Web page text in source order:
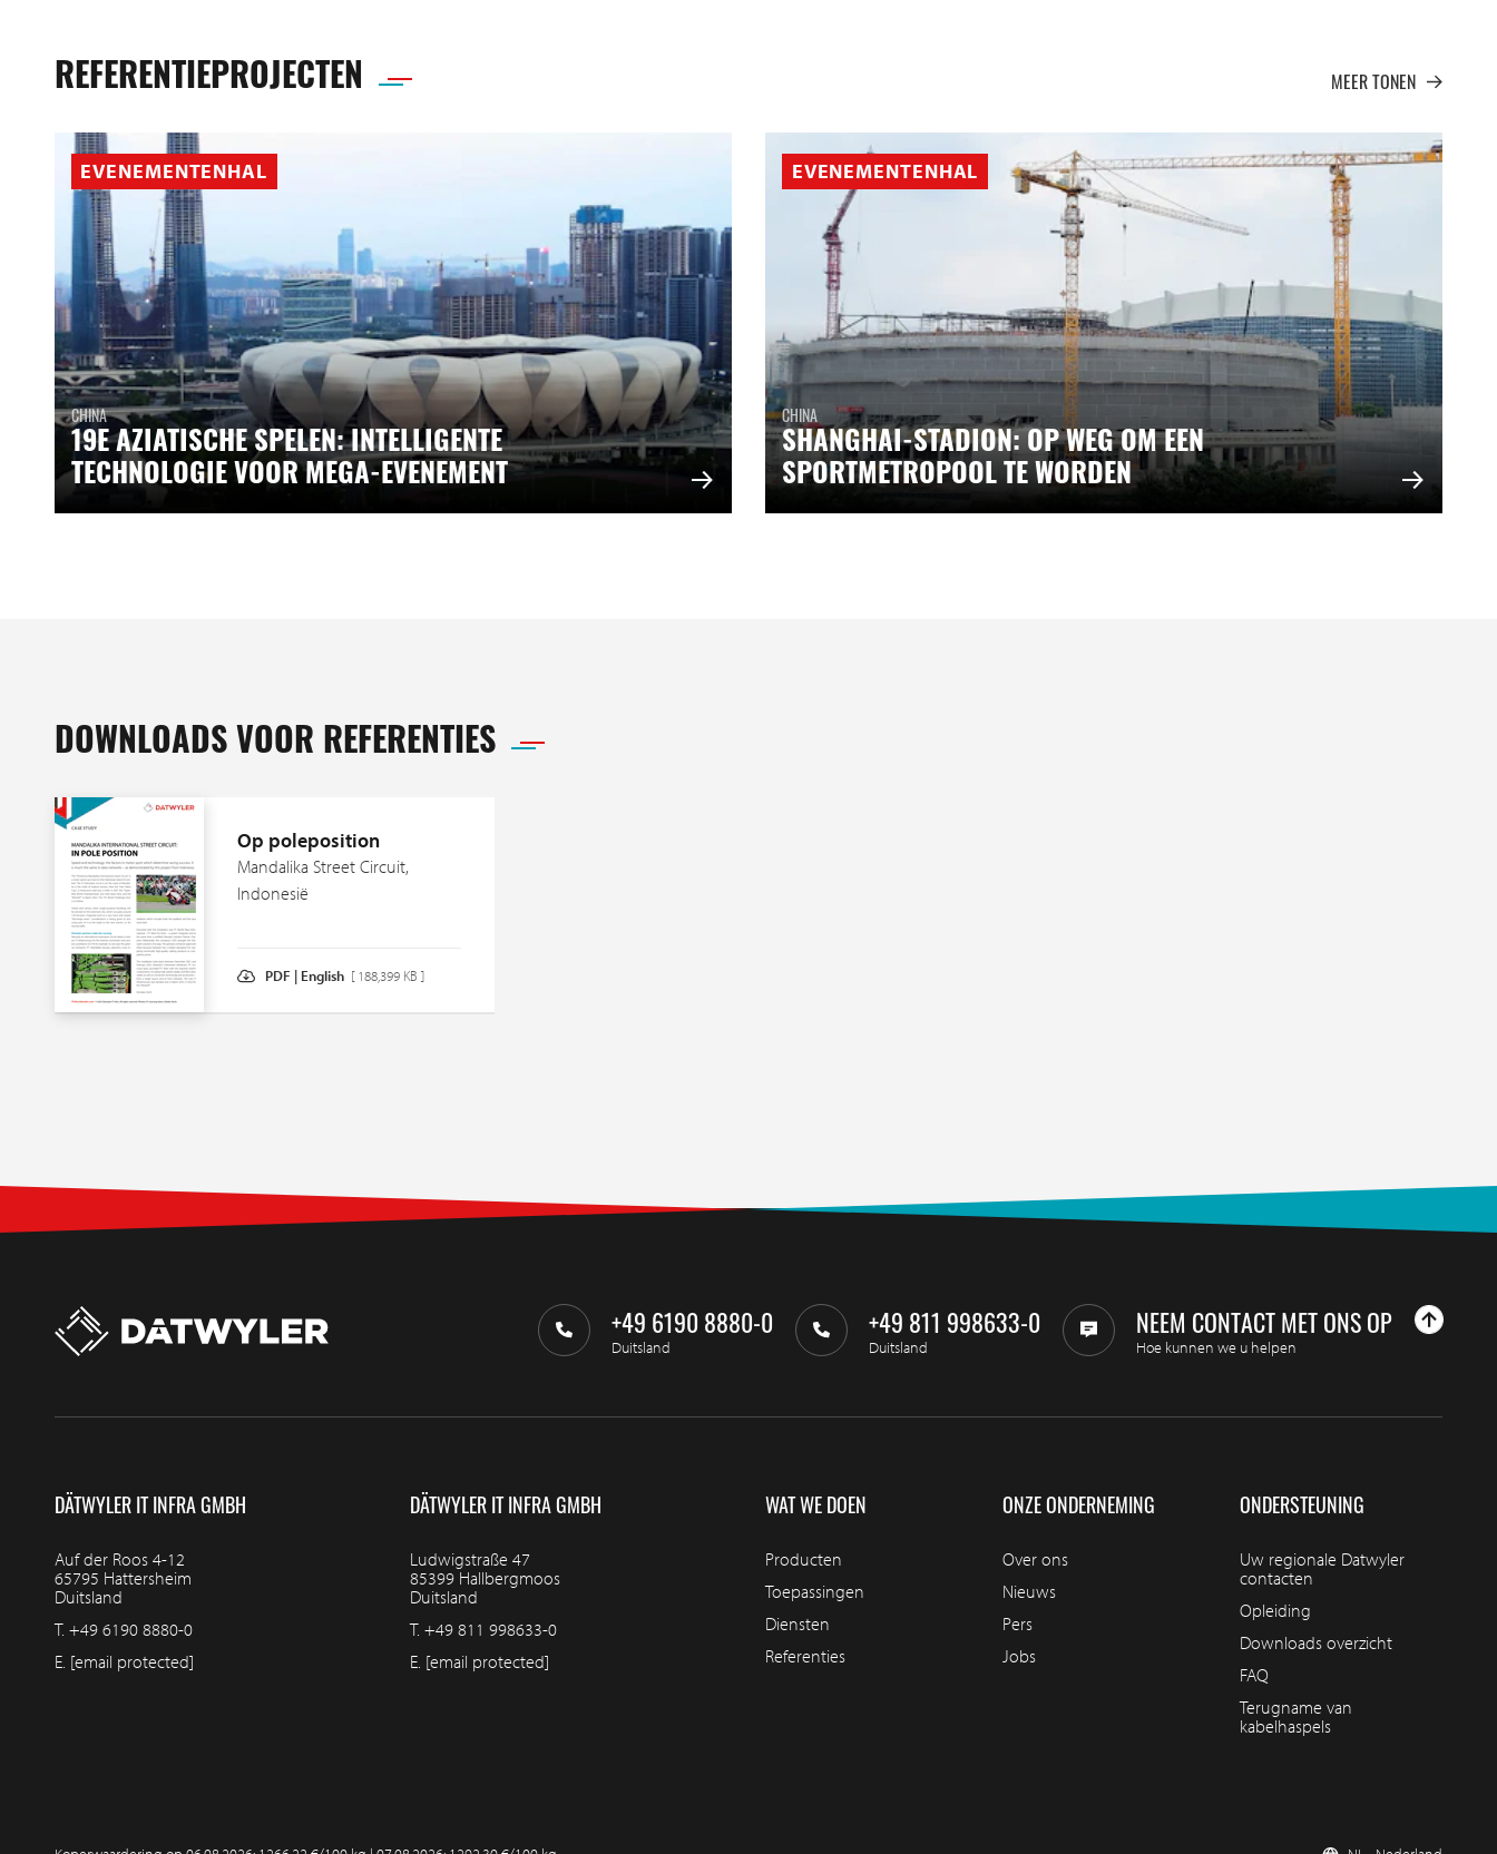
REFERENTIEPROJECTEN
EVENEMENTENHAL
CHINA
19E AZIATISCHE SPELEN: INTELLIGENTE
TECHNOLOGIE VOOR MEGA-EVENEMENT
EVENEMENTENHAL
CHINA
SHANGHAI-STADION: OP WEG OM EEN
SPORTMETROPOOL TE WORDEN
MEER TONEN
DOWNLOADS VOOR REFERENTIES
Op poleposition
Mandalika Street Circuit,
Indonesië
PDF | English [ 188,399 KB ]
+49 6190 8880-0
Duitsland
+49 811 998633-0
Duitsland
NEEM CONTACT MET ONS OP
Hoe kunnen we u helpen
DÄTWYLER IT INFRA GMBH
Auf der Roos 4-12
65795 Hattersheim
Duitsland
T. +49 6190 8880-0
E. [email protected]
DÄTWYLER IT INFRA GMBH
Ludwigstraße 47
85399 Hallbergmoos
Duitsland
T. +49 811 998633-0
E. [email protected]
WAT WE DOEN
Producten
Toepassingen
Diensten
Referenties
ONZE ONDERNEMING
Over ons
Nieuws
Pers
Jobs
ONDERSTEUNING
Uw regionale Datwyler
contacten
Opleiding
Downloads overzicht
FAQ
Terugname van
kabelhaspels